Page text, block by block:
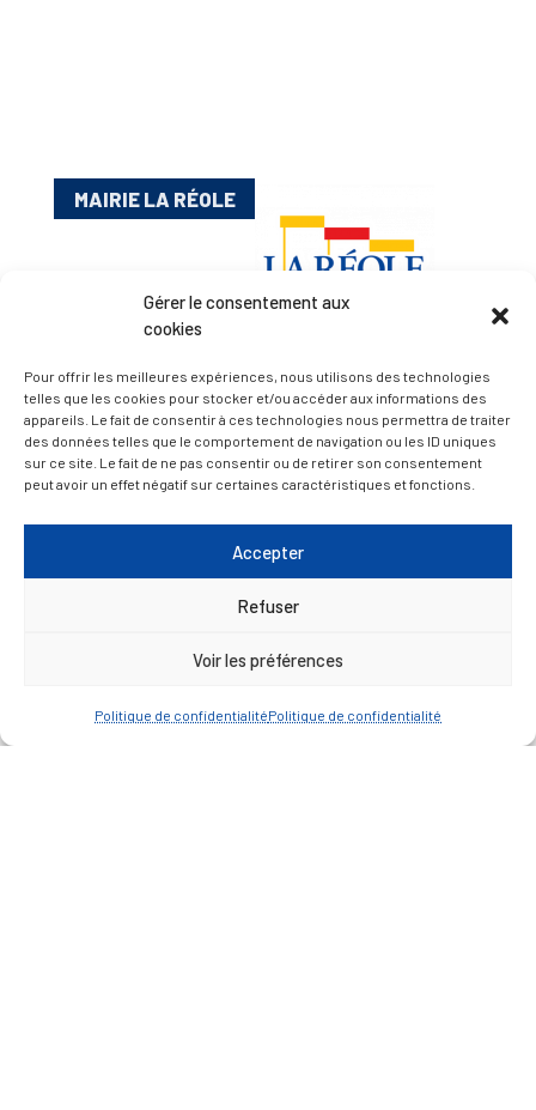
Gérer le consentement aux
cookies
Pour offrir les meilleures expériences, nous utilisons des technologies
telles que les cookies pour stocker et/ou accéder aux informations des
appareils. Le fait de consentir à ces technologies nous permettra de traiter
des données telles que le comportement de navigation ou les ID uniques
sur ce site. Le fait de ne pas consentir ou de retirer son consentement
peut avoir un effet négatif sur certaines caractéristiques et fonctions.
Accepter
Refuser
Voir les préférences
Politique de confidentialitéPolitique de confidentialité
MAIRIE LA RÉOLE
Esplanade Charles de Gaulle
33 190 La Réole
05 56 61 10 11
Du lundi au jeudi inclus : 8h30 à 12h30 et 13h30 à
17h00
— Contacter la Mairie